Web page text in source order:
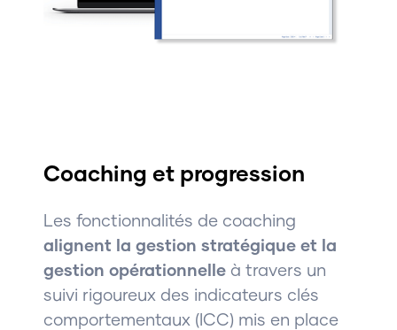
Coaching et progression
Les fonctionnalités de coaching
alignent la gestion stratégique et la
gestion opérationnelle à travers un
suivi rigoureux des indicateurs clés
comportementaux (ICC) mis en place